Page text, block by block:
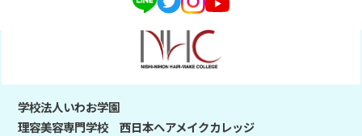
学校法人いわお学園
理容美容専門学校 西日本ヘアメイクカレッジ